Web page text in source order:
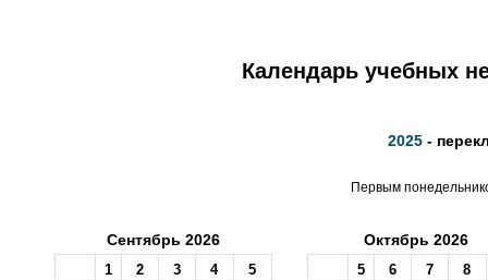
Календарь учебных
2025 -
Первым
Сентябрь 2026
1 2 3 4
5
Октябрь 2026
5 6 7
8